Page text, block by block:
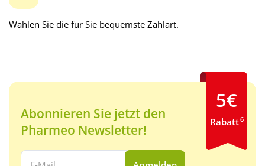
Wählen Sie die für Sie bequemste Zahlart.
Abonnieren Sie jetzt den
Pharmeo Newsletter!
Ihre E-Mail Adresse:
5€
Rabatt6